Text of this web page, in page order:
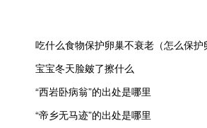
吃什么食物保护卵巢不衰老（怎么保护
宝宝冬天脸皴了擦什么
“西岩卧病翁”的出处是哪里
“帝乡无马迹”的出处是哪里